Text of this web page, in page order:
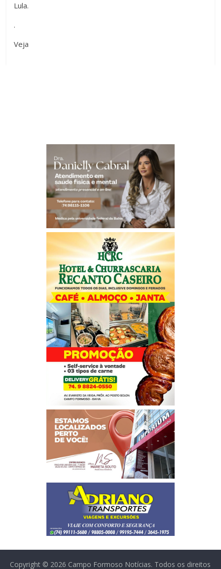
Lula.
.
Veja
Copyright © 2026 Campo Formoso Notícias. Todos os direitos